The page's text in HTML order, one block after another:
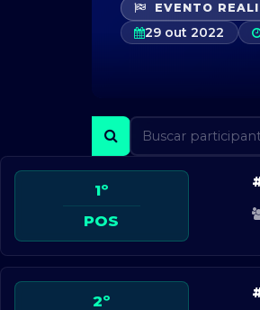
EVENTO
29 out 2022
1º
POS
2º